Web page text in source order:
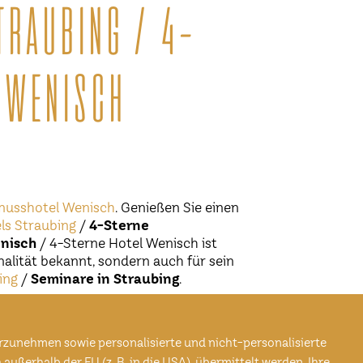
sowie personalisierte und nicht-personalisierte
/ 4-
Wenisch. Genießen Sie einen
Straubing / 4-Sterne
/ 4-Sterne Hotel Wenisch ist
bekannt, sondern auch für sein
/ Seminare in Straubing.
noch so besonders macht,
Ihnen auch verschiedene